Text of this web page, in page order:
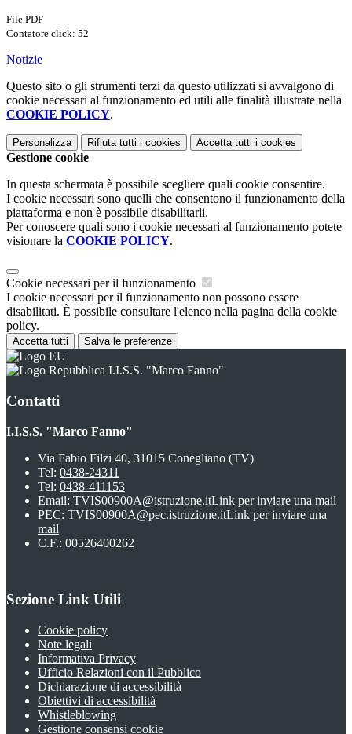
File PDF
Contatore click: 52
Notizie
Questo sito o gli strumenti terzi da questo utilizzati si avvalgono di
cookie necessari al funzionamento ed utili alle finalità illustrate nella
COOKIE POLICY.
Personalizza Rifiuta tutti i cookies Accetta tutti i cookies
Gestione cookie
In questa schermata è possibile scegliere quali cookie consentire.
I cookie necessari sono quelli che consentono il funzionamento della
piattaforma e non è possibile disabilitarli.
Per conoscere quali sono i cookie necessari al funzionamento potete
visionare la COOKIE POLICY.
Cookie necessari per il funzionamento
I cookie necessari per il funzionamento non possono essere
disabilitati. È possibile consultare l'elenco nella pagina della cookie
policy.
Accetta tutti Salva le preferenze
I.I.S.S. "Marco Fanno"
Contatti
I.I.S.S. "Marco Fanno"
Via Fabio Filzi 40, 31015 Conegliano (TV)
Tel: 0438-24311
Tel: 0438-411153
Email: TVIS00900A@istruzione.itLink per inviare una mail
PEC: TVIS00900A@pec.istruzione.itLink per inviare una
mail
C.F.: 00526400262
Sezione Link Utili
Cookie policy
Note legali
Informativa Privacy
Ufficio Relazioni con il Pubblico
Dichiarazione di accessibilità
Obiettivi di accessibilità
Whistleblowing
Gestione consensi cookie